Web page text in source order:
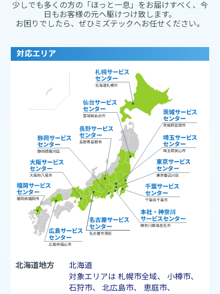
少しでも多くの方の「ほっと一息」をお届けすべく、今
日もお客様の元へ駆けつけ致します。
お困りでしたら、ぜひミズテックへお任せください。
対応エリア
北海道地方
北海道
対象エリアは 札幌市全域、 小樽市、
石狩市、 北広島市、 恵庭市、